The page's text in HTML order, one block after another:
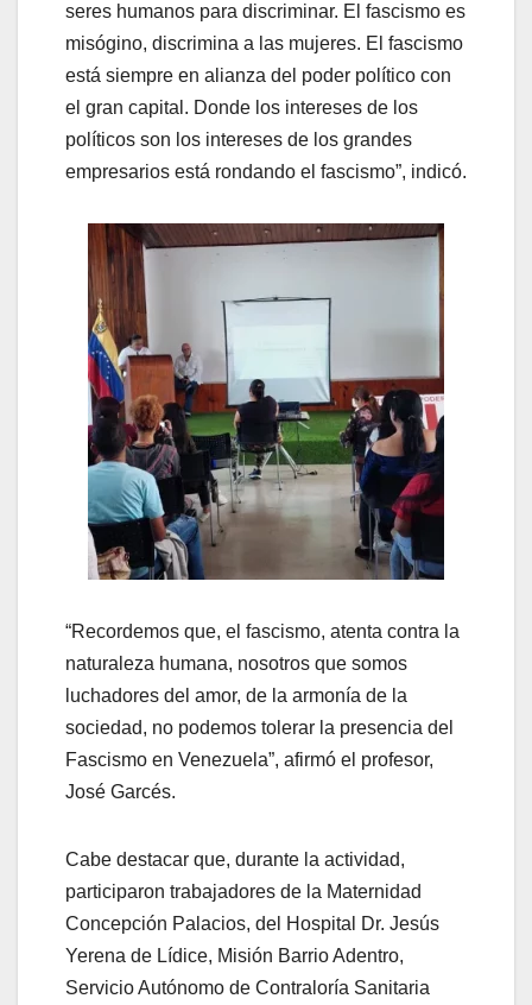
seres humanos para discriminar. El fascismo es
misógino, discrimina a las mujeres. El fascismo
está siempre en alianza del poder político con
el gran capital. Donde los intereses de los
políticos son los intereses de los grandes
empresarios está rondando el fascismo”, indicó.
“Recordemos que, el fascismo, atenta contra la
naturaleza humana, nosotros que somos
luchadores del amor, de la armonía de la
sociedad, no podemos tolerar la presencia del
Fascismo en Venezuela”, afirmó el profesor,
José Garcés.
Cabe destacar que, durante la actividad,
participaron trabajadores de la Maternidad
Concepción Palacios, del Hospital Dr. Jesús
Yerena de Lídice, Misión Barrio Adentro,
Servicio Autónomo de Contraloría Sanitaria